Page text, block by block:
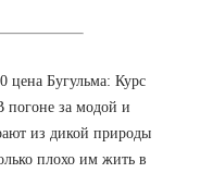
цена Бугульма: Курс
погоне за модой и
из дикой природы
плохо им жить в